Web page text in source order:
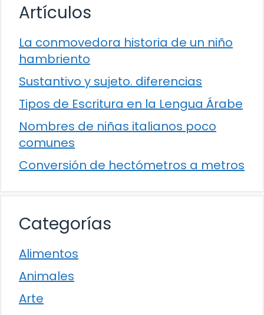
Artículos
La conmovedora historia de un niño
hambriento
Sustantivo y sujeto. diferencias
Tipos de Escritura en la Lengua Árabe
Nombres de niñas italianos poco
comunes
Conversión de hectómetros a metros
Categorías
Alimentos
Animales
Arte